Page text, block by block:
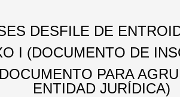
DESFILE DE
I (DOCUMENTO DE
PARA
ENTIDAD JURÍDICA)